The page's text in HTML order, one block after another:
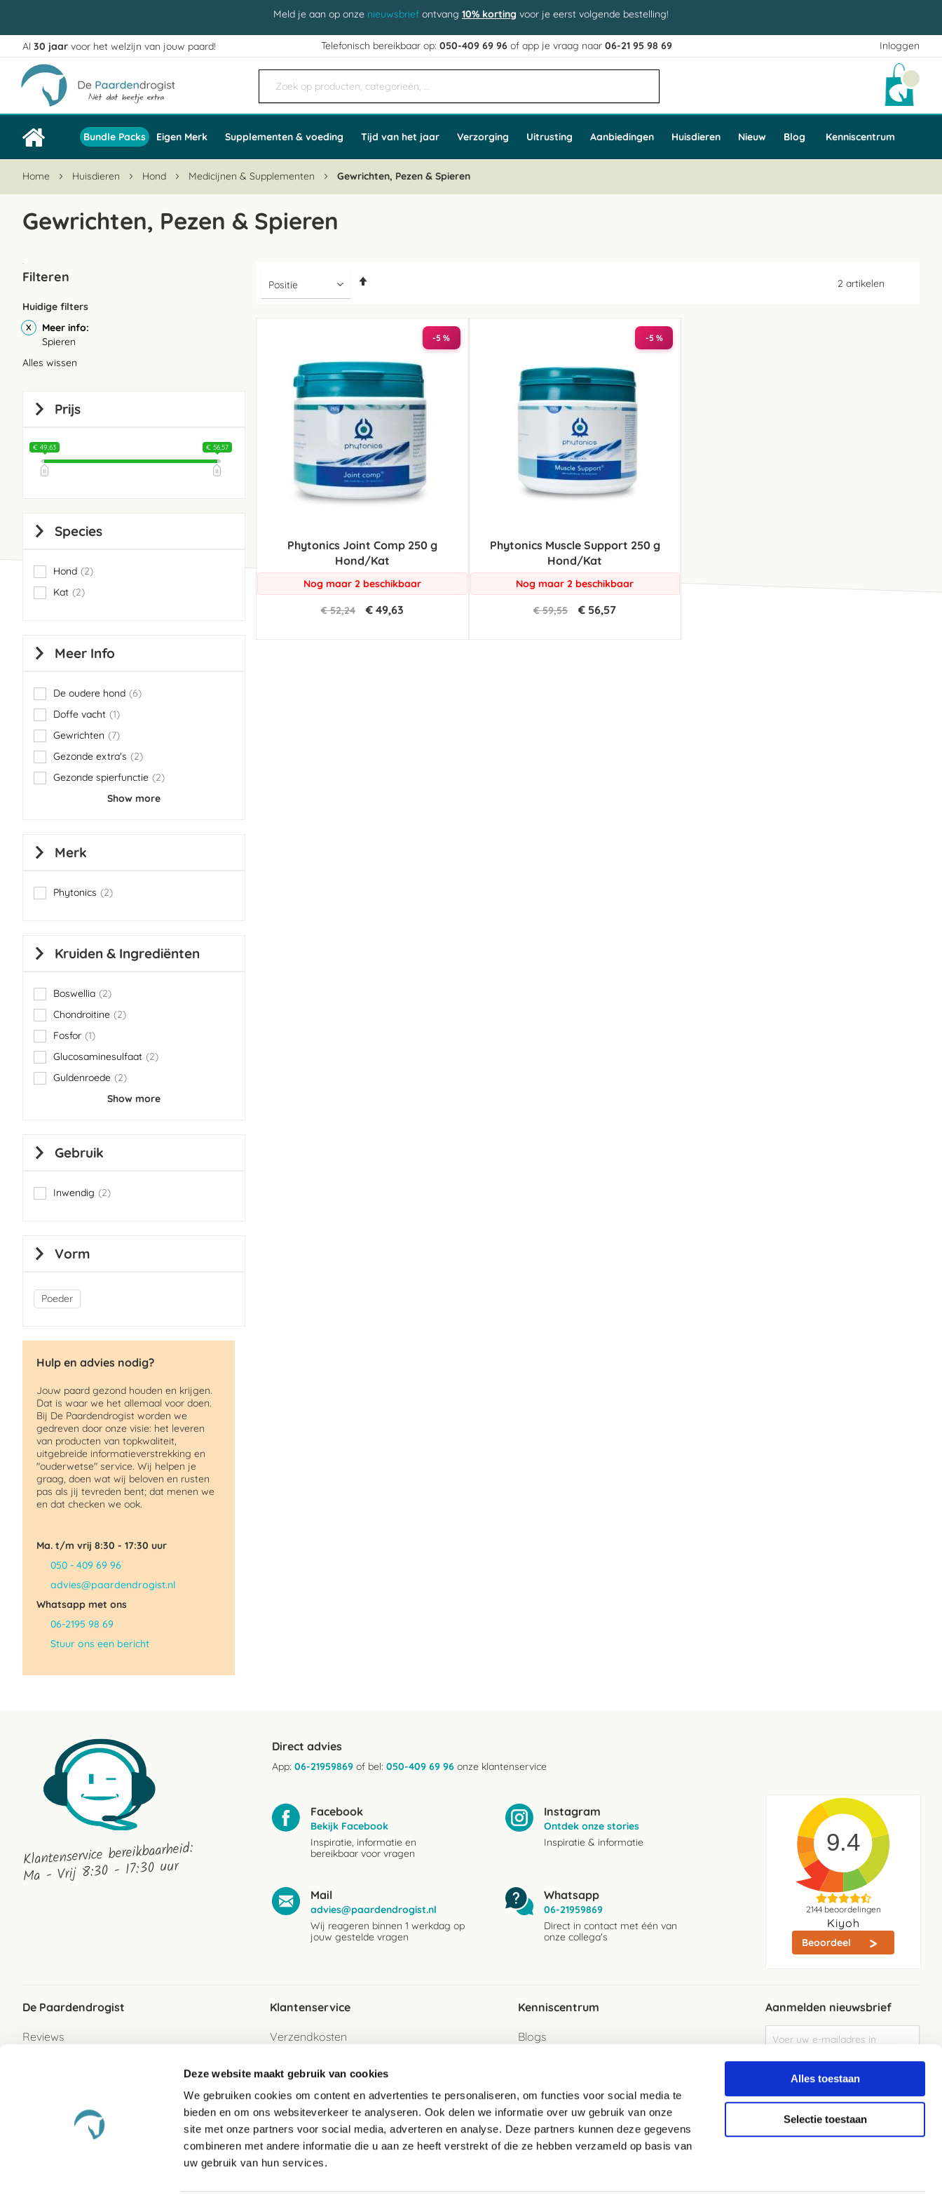
Deze website maakt gebruik van cookies
We gebruiken cookies om content en advertenties te personaliseren, om functies voor social media te
bieden en om ons websiteverkeer te analyseren. Ook delen we informatie over uw gebruik van onze
site met onze partners voor social media, adverteren en analyse. Deze partners kunnen deze gegevens
combineren met andere informatie die u aan ze heeft verstrekt of die ze hebben verzameld op basis van
uw gebruik van hun services.
Alles toestaan
Selectie toestaan
Meld je aan op onze nieuwsbrief ontvang 10% korting voor je eerst volgende bestelling!
Inloggen
Ga
naar
de
inhoud
Al 30 jaar voor het welzijn van jouw paard! Telefonisch bereikbaar op:050-409 69 96 of app je vraag naar06-21 95 98 69
Bundle Packs Eigen Merk Supplementen & voeding Tijd van het jaar Verzorging Uitrusting Aanbiedingen Huisdieren Nieuw Blog Kenniscentrum
Home Huisdieren Hond Medicijnen & Supplementen Gewrichten, Pezen & Spieren
Gewrichten, Pezen & Spieren
2 artikelen
-5 %
Phytonics Joint Comp 250 g
Hond/Kat
Nog maar 2 beschikbaar
€ 52,24 € 49,63
-5 %
Phytonics Muscle Support 250 g
Hond/Kat
Nog maar 2 beschikbaar
€ 59,55 € 56,57
Filteren
Huidige filters
Meer info
Spieren
Alles wissen
Prijs
€ 49,63 € 56,57
Species
Hond 2
items
Kat
2
items
Meer Info
De oudere hond 6
items
Doffe vacht 1
item
Gewrichten
7
items
Gezonde extra's
2
items
Gezonde spierfunctie
2
items
Show more
Merk
Phytonics 2
items
Kruiden & Ingrediënten
Boswellia 2
items
Chondroitine
2
items
Fosfor 1
item
Glucosaminesulfaat
2
items
Guldenroede
2
items
Show more
Gebruik
Inwendig 2
items
Vorm
Poeder
Hulp en advies nodig?
Jouw paard gezond houden en krijgen.
Dat is waar we het allemaal voor doen.
Bij De Paardendrogist worden we
gedreven door onze visie: het leveren
van producten van topkwaliteit,
uitgebreide informatieverstrekking en
"ouderwetse" service. Wij helpen je
graag, doen wat wij beloven en rusten
pas als jij tevreden bent; dat menen we
en dat checken we ook.
Ma. t/m vrij 8:30 - 17:30 uur
050 - 409 69 96
advies@paardendrogist.nl
Whatsapp met ons
06-2195 98 69
Stuur ons een bericht
Klantenservice bereikbaarheid:
Ma - Vrij 8:30 - 17:30 uur
Direct advies
App: 06-21959869 of bel: 050-409 69 96 onze klantenservice
Facebook
Bekijk Facebook
Inspiratie, informatie en
bereikbaar voor vragen
Instagram
Ontdek onze stories
Inspiratie & informatie
Mail
advies@paardendrogist.nl
Wij reageren binnen 1 werkdag op
jouw gestelde vragen
Whatsapp
06-21959869
Direct in contact met één van
onze collega's
9.4
2144beoordelingen
Kiyoh
Beoordeel
De Paardendrogist
Reviews
Klantenservice
Verzendkosten
Betaalwijzen
Retour
Retour sturen als gast
Garantie
Veelgestelde vragen
Kenniscentrum
Blogs
Aanmelden nieuwsbrief
u
op
Elke week de beste acties en het laaste